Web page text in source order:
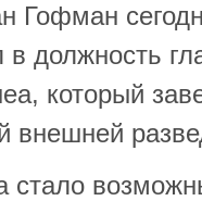
Гофман
в должность
который
внешней
стало